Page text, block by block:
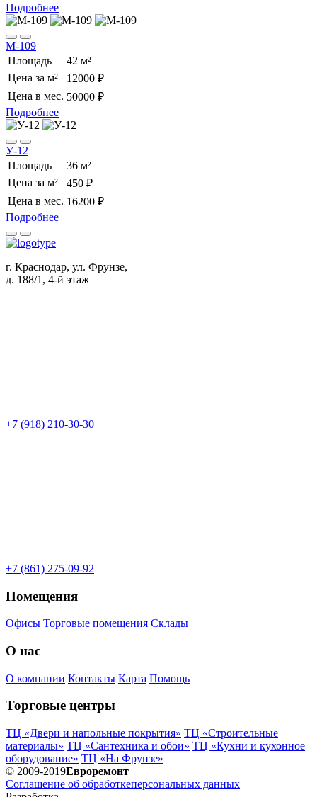
Подробнее
М-109
Площадь
42 м²
Цена за м²
12000 ₽
Цена в мес. 50000 ₽
Подробнее
У-12
Площадь
36 м²
Цена за м²
450 ₽
Цена в мес. 16200 ₽
Подробнее
г. Краснодар, ул. Фрунзе,
д. 188/1, 4-й этаж
+7 (918) 210-30-30
+7 (861) 275-09-92
Помещения
Офисы Торговые помещения Склады
О нас
О компании Контакты Карта Помощь
Торговые центры
ТЦ «Двери и напольные покрытия» ТЦ «Строительные
материалы» ТЦ «Сантехника и обои» ТЦ «Кухни и кухонное
оборудование» ТЦ «На Фрунзе»
© 2009-2019Евроремонт
Соглашение об обработкеперсональных данных